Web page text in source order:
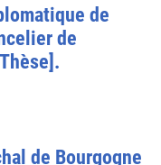
de
de
de Bourgogne